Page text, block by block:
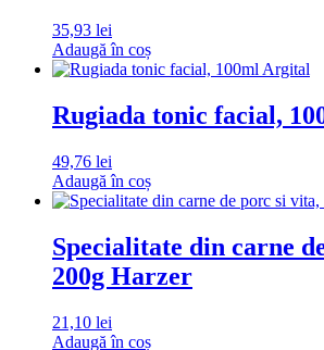
35,93 lei
Adaugă în coș
Rugiada tonic facial,
49,76 lei
Adaugă în coș
Specialitate din carne
200g Harzer
21,10 lei
Adaugă în coș